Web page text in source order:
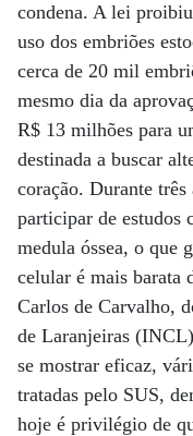
condena. A lei
uso dos embriões
cerca de 20 mil
mesmo dia da
R$ 13 milhões para
destinada a buscar
coração. Durante
participar de estudos
medula óssea, o que
celular é mais barata
Carlos de Carvalho,
de Laranjeiras
se mostrar eficaz,
tratadas pelo SUS,
hoje é privilégio de